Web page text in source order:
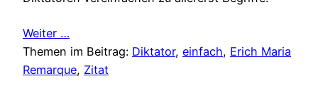
Weiter …
Themen im Beitrag: Diktator, einfach, Erich Maria
Remarque, Zitat